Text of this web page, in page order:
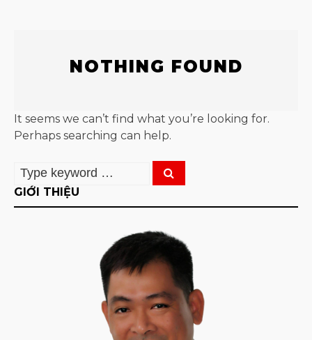
NOTHING FOUND
It seems we can’t find what you’re looking for.
Perhaps searching can help.
GIỚI THIỆU